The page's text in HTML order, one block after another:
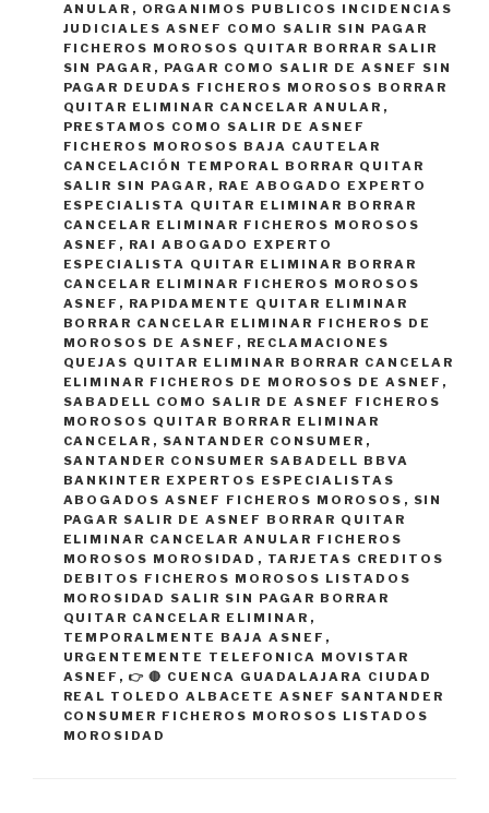
ANULAR , ORGANIMOS PUBLICOS INCIDENCIAS
JUDICIALES ASNEF COMO SALIR SIN PAGAR
FICHEROS MOROSOS QUITAR BORRAR SALIR
SIN PAGAR , PAGAR COMO SALIR DE ASNEF SIN
PAGAR DEUDAS FICHEROS MOROSOS BORRAR
QUITAR ELIMINAR CANCELAR ANULAR ,
PRESTAMOS COMO SALIR DE ASNEF
FICHEROS MOROSOS BAJA CAUTELAR
CANCELACIÓN TEMPORAL BORRAR QUITAR
SALIR SIN PAGAR , RAE ABOGADO EXPERTO
ESPECIALISTA QUITAR ELIMINAR BORRAR
CANCELAR ELIMINAR FICHEROS MOROSOS
ASNEF , RAI ABOGADO EXPERTO
ESPECIALISTA QUITAR ELIMINAR BORRAR
CANCELAR ELIMINAR FICHEROS MOROSOS
ASNEF , RAPIDAMENTE QUITAR ELIMINAR
BORRAR CANCELAR ELIMINAR FICHEROS DE
MOROSOS DE ASNEF , RECLAMACIONES
QUEJAS QUITAR ELIMINAR BORRAR CANCELAR
ELIMINAR FICHEROS DE MOROSOS DE ASNEF ,
SABADELL COMO SALIR DE ASNEF FICHEROS
MOROSOS QUITAR BORRAR ELIMINAR
CANCELAR , SANTANDER CONSUMER ,
SANTANDER CONSUMER SABADELL BBVA
BANKINTER EXPERTOS ESPECIALISTAS
ABOGADOS ASNEF FICHEROS MOROSOS , SIN
PAGAR SALIR DE ASNEF BORRAR QUITAR
ELIMINAR CANCELAR ANULAR FICHEROS
MOROSOS MOROSIDAD , TARJETAS CREDITOS
DEBITOS FICHEROS MOROSOS LISTADOS
MOROSIDAD SALIR SIN PAGAR BORRAR
QUITAR CANCELAR ELIMINAR ,
TEMPORALMENTE BAJA ASNEF ,
URGENTEMENTE TELEFONICA MOVISTAR
ASNEF , 👉 🔴 CUENCA GUADALAJARA CIUDAD
REAL TOLEDO ALBACETE ASNEF SANTANDER
CONSUMER FICHEROS MOROSOS LISTADOS
MOROSIDAD